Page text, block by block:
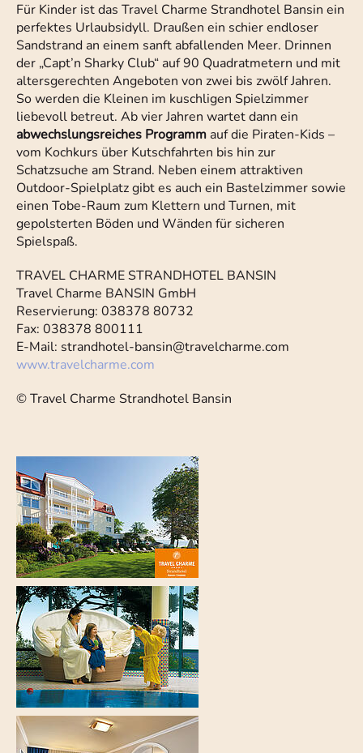
Für Kinder ist das Travel Charme Strandhotel Bansin ein
perfektes Urlaubsidyll. Draußen ein schier endloser
Sandstrand an einem sanft abfallenden Meer. Drinnen
der „Capt’n Sharky Club“ auf 90 Quadratmetern und mit
altersgerechten Angeboten von zwei bis zwölf Jahren.
So werden die Kleinen im kuschligen Spielzimmer
liebevoll betreut. Ab vier Jahren wartet dann ein
abwechslungsreiches Programm auf die Piraten-Kids –
vom Kochkurs über Kutschfahrten bis hin zur
Schatzsuche am Strand. Neben einem attraktiven
Outdoor-Spielplatz gibt es auch ein Bastelzimmer sowie
einen Tobe-Raum zum Klettern und Turnen, mit
gepolsterten Böden und Wänden für sicheren
Spielspaß.
TRAVEL CHARME STRANDHOTEL BANSIN
Travel Charme BANSIN GmbH
Reservierung: 038378 80732
Fax: 038378 800111
E-Mail: strandhotel-bansin@travelcharme.com
www.travelcharme.com
© Travel Charme Strandhotel Bansin